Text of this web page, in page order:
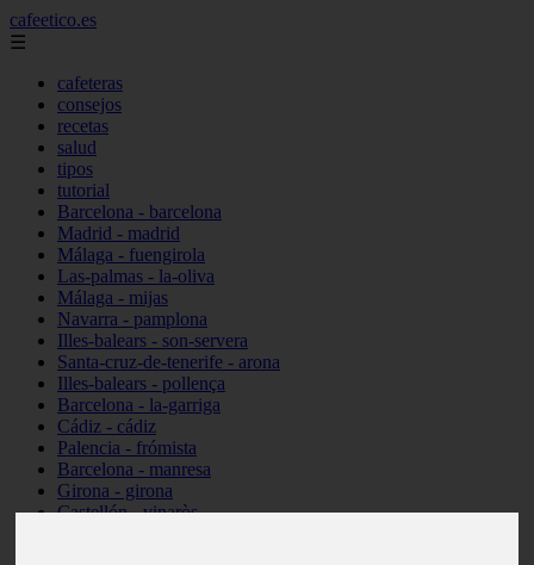
cafeetico.es
☰
cafeteras
consejos
recetas
salud
tipos
tutorial
Barcelona - barcelona
Madrid - madrid
Málaga - fuengirola
Las-palmas - la-oliva
Málaga - mijas
Navarra - pamplona
Illes-balears - son-servera
Santa-cruz-de-tenerife - arona
Illes-balears - pollença
Barcelona - la-garriga
Cádiz - cádiz
Palencia - frómista
Barcelona - manresa
Girona - girona
Castellón - vinaròs